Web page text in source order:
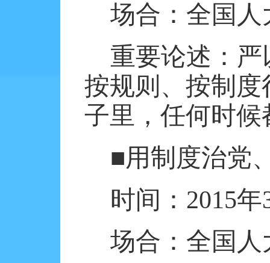
场合：全国
重要论述：
按规则、按制
子里，任何时
■用制度治党
时间： 2015年
场合：全国